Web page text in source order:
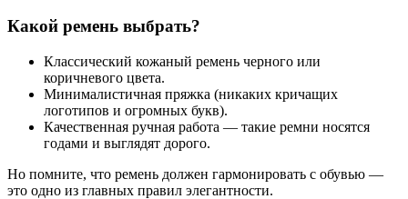
Какой ремень выбрать?
Классический кожаный ремень черного или
коричневого цвета.
Минималистичная пряжка (никаких кричащих
логотипов и огромных букв).
Качественная ручная работа — такие ремни носятся
годами и выглядят дорого.
Но помните, что ремень должен гармонировать с обувью —
это одно из главных правил элегантности.